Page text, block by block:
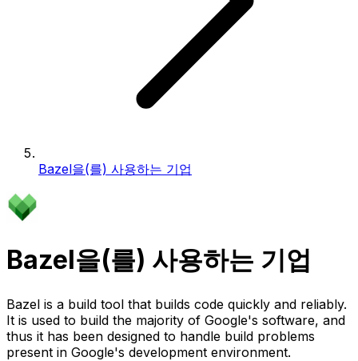
Bazel을(를) 사용하는 기업
Bazel을(를) 사용하는 기업
Bazel is a build tool that builds code quickly and reliably.
It is used to build the majority of Google's software, and
thus it has been designed to handle build problems
present in Google's development environment.